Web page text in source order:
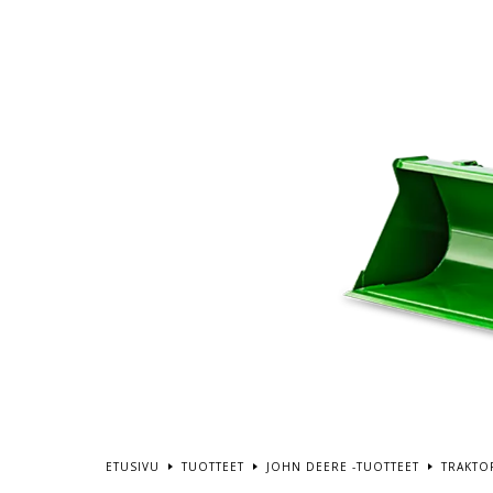
ETUSIVU TUOTTEET JOHN DEERE -TUOTTEET